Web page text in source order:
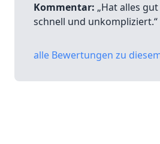
Kommentar: „Hat alles
schnell und unkompliziert.“
alle Bewertungen zu